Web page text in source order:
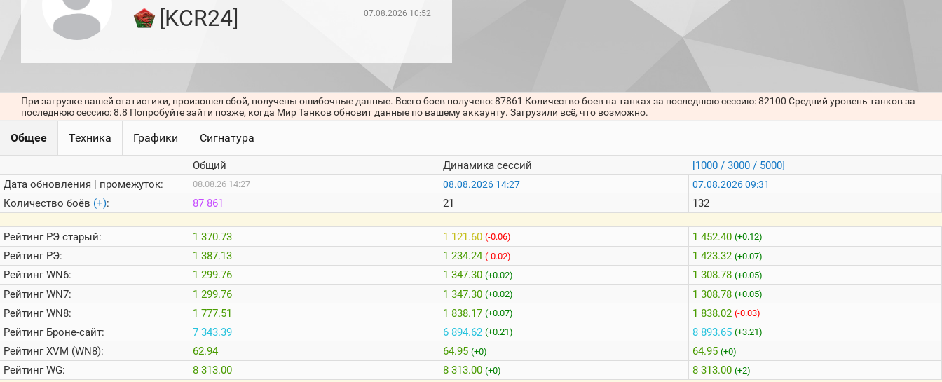
последние
сессии)
1000
стримеров
Информация
Онлайн
Цветовая
шкала
Теlegram
ВК
Портал
Мира
[KCR24]
07.08.2026 10:52
При загрузке вашей статистики, произошел сбой, получены ошибочные данные. Всего боев получено: 87861 Количество боев на танках за последнюю сессию: 82100 Средний уровень танков за
последнюю сессию: 8.8 Попробуйте зайти позже, когда Мир Танков обновит данные по вашему аккаунту. Загрузили всё, что возможно.
Общее Техника Графики Сигнатура
Дата обновления | промежуток:
Количество боёв (+):
РейтингРЭ старый:
РейтингРЭ:
РейтингWN6:
РейтингWN7:
РейтингWN8:
РейтингБроне-сайт:
РейтингXVM (WN8):
РейтингWG:
Общий
08.08.26 14:27
87 861
1 370.73
1 387.13
1 299.76
1 299.76
1 777.51
7 343.39
62.94
8 313.00
Динамика сессий
08.08.2026 14:27
21
1 121.60 (-0.06)
1 234.24 (-0.02)
1 347.30 (+0.02)
1 347.30 (+0.02)
1 838.17 (+0.07)
6 894.62 (+0.21)
64.95 (+0)
8 313.00 (+0)
[1000 / 3000 / 5000]
07.08.2026 09:31
132
1 452.40 (+0.12)
1 423.32 (+0.07)
1 308.78 (+0.05)
1 308.78 (+0.05)
1 838.02 (-0.03)
8 893.65 (+3.21)
64.95 (+0)
8 313.00 (+2)